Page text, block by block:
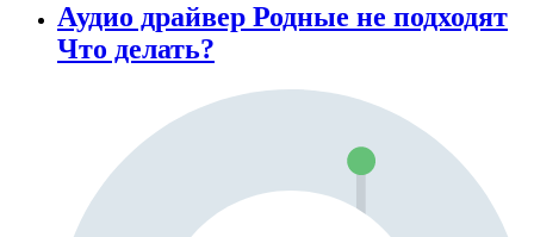
Аудио драйвер Родные не подходят
Что делать?